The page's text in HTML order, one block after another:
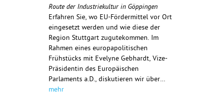
Route der Industriekultur in Göppingen
Erfahren Sie, wo EU-Fördermittel vor Ort
eingesetzt werden und wie diese der
Region Stuttgart zugutekommen. Im
Rahmen eines europapolitischen
Frühstücks mit Evelyne Gebhardt, Vize-
Präsidentin des Europäischen
Parlaments a.D., diskutieren wir über…
mehr